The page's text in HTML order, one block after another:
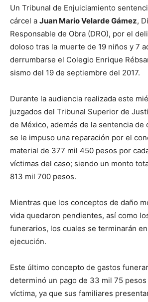
Un Tribunal de Enjuiciamiento
cárcel a Juan Mario Velarde Gámez,
Responsable de Obra (DRO), por el
doloso tras la muerte de 19 niños y 7
derrumbarse el Colegio Enrique
sismo del 19 de septiembre del 2017.
Durante la audiencia realizada este
juzgados del Tribunal Superior de
de México, además de la sentencia de
se le impuso una reparación por el
material de 377 mil 450 pesos por
víctimas del caso; siendo un monto
813 mil 700 pesos.
Mientras que los conceptos de daño
vida quedaron pendientes, así como
funerarios, los cuales se terminarán
ejecución.
Este último concepto de gastos
determinó un pago de 33 mil 75 pesos
víctima, ya que sus familiares